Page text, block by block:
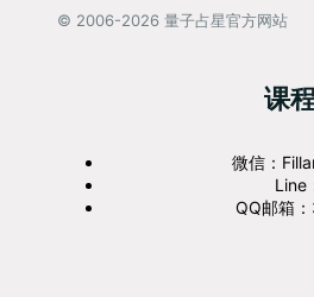
© 2006-2026 量子占星官方网站
课
微信：
Line
QQ邮箱